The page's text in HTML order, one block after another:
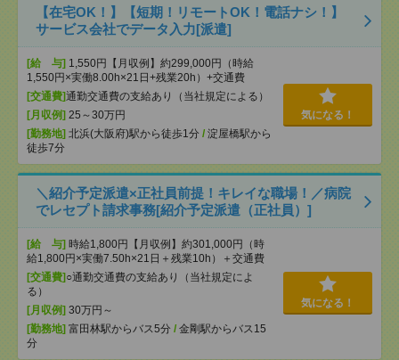
【在宅OK！】【短期！リモートOK！電話ナシ！】
サービス会社でデータ入力[派遣]
[給 与] 1,550円【月収例】約299,000円（時給
1,550円×実働8.00h×21日+残業20h）+交通費
[交通費]通勤交通費の支給あり（当社規定による）
[月収例] 25～30万円
[勤務地] 北浜(大阪府)駅から徒歩1分 / 淀屋橋駅から
徒歩7分
気になる！
＼紹介予定派遣×正社員前提！キレイな職場！／病院
でレセプト請求事務[紹介予定派遣（正社員）]
[給 与] 時給1,800円【月収例】約301,000円（時
給1,800円×実働7.50h×21日＋残業10h）＋交通費
[交通費] ○通勤交通費の支給あり（当社規定によ
る）
[月収例] 30万円～
[勤務地] 富田林駅からバス5分 / 金剛駅からバス15
分
気になる！